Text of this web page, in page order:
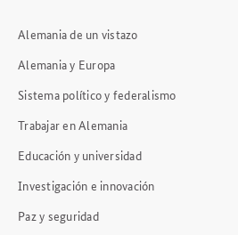
Alemania de un vistazo
Alemania y Europa
Sistema político y federalismo
Trabajar en Alemania
Educación y universidad
Investigación e innovación
Paz y seguridad